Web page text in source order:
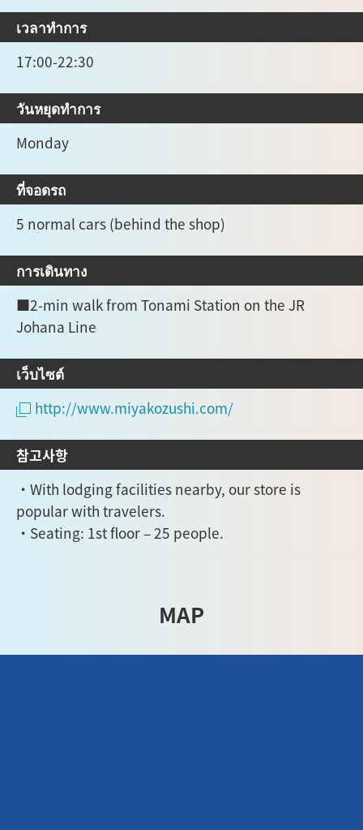
เวลาทำการ
17:00-22:30
วันหยุดทำการ
Monday
ที่จอดรถ
5 normal cars (behind the shop)
การเดินทาง
■2-min walk from Tonami Station on the JR
Johana Line
เว็บไซต์
http://www.miyakozushi.com/
참고사항
・With lodging facilities nearby, our store is
popular with travelers.
・Seating: 1st floor – 25 people.
MAP